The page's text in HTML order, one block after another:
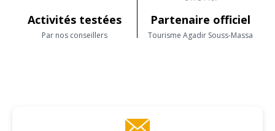
Activités testées
Par nos conseillers
Partenaire officiel
Tourisme Agadir Souss-Massa